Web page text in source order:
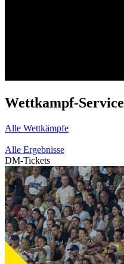
Wettkampf-Service
Alle Wettkämpfe
Alle Ergebnisse
DM-Tickets